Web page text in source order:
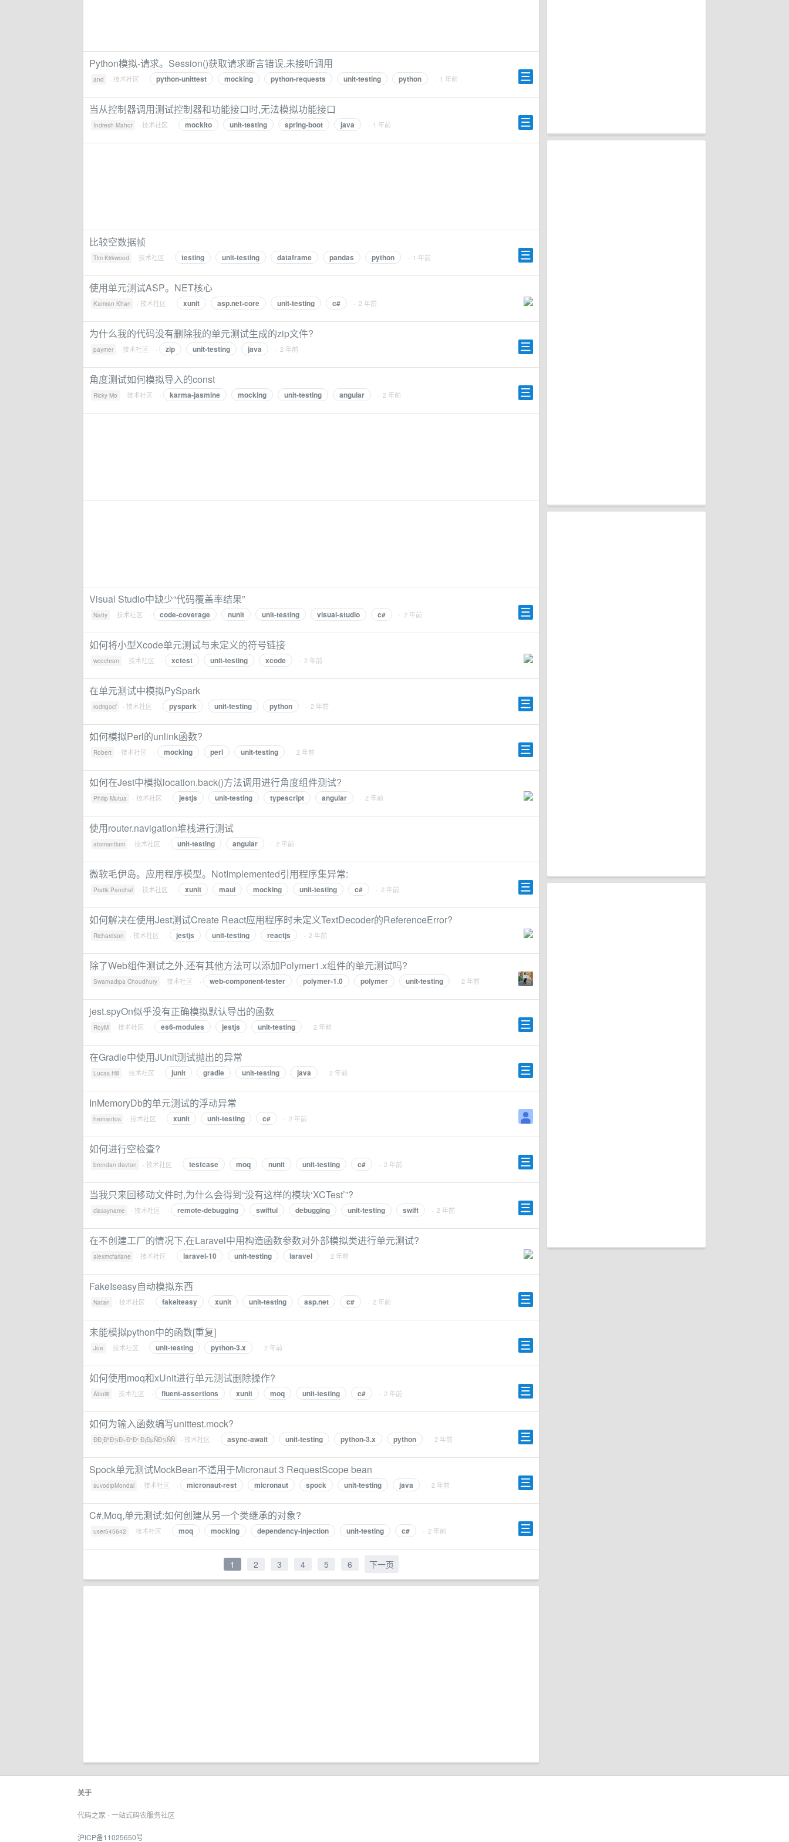
Python模拟-请求。Session()获取请求断言错误,未接听调用
and · 技术社区 · python-unittest mocking python-requests unit-testing python · 1 年前
当从控制器调用测试控制器和功能接口时,无法模拟功能接口
Indresh Mahor · 技术社区 · mockito unit-testing spring-boot java · 1 年前
比较空数据帧
Tim Kirkwood · 技术社区 · testing unit-testing dataframe pandas python · 1 年前
使用单元测试ASP。NET核心
Kamran Khan · 技术社区 · xunit asp.net-core unit-testing c# · 2 年前
为什么我的代码没有删除我的单元测试生成的zip文件?
paymer · 技术社区 · zip unit-testing java · 2 年前
角度测试如何模拟导入的const
Ricky Mo · 技术社区 · karma-jasmine mocking unit-testing angular · 2 年前
Visual Studio中缺少“代码覆盖率结果”
Natty · 技术社区 · code-coverage nunit unit-testing visual-studio c# · 2 年前
如何将小型Xcode单元测试与未定义的符号链接
wcochran · 技术社区 · xctest unit-testing xcode · 2 年前
在单元测试中模拟PySpark
rodrigocf · 技术社区 · pyspark unit-testing python · 2 年前
如何模拟Perl的unlink函数?
Robert · 技术社区 · mocking perl unit-testing · 2 年前
如何在Jest中模拟location.back()方法调用进行角度组件测试?
Philip Mutua · 技术社区 · jestjs unit-testing typescript angular · 2 年前
使用router.navigation堆栈进行测试
atomantium · 技术社区 · unit-testing angular · 2 年前
微软毛伊岛。应用程序模型。NotImplemented引用程序集异常:
Pratik Panchal · 技术社区 · xunit maui mocking unit-testing c# · 2 年前
如何解决在使用Jest测试Create React应用程序时未定义TextDecoder的ReferenceError?
Richardson · 技术社区 · jestjs unit-testing reactjs · 2 年前
除了Web组件测试之外,还有其他方法可以添加Polymer1.x组件的单元测试吗?
Swarnadipa Choudhury · 技术社区 · web-component-tester polymer-1.0 polymer unit-testing · 2 年前
jest.spyOn似乎没有正确模拟默认导出的函数
RoyM · 技术社区 · es6-modules jestjs unit-testing · 2 年前
在Gradle中使用JUnit测试抛出的异常
Lucas Hill · 技术社区 · junit gradle unit-testing java · 2 年前
InMemoryDb的单元测试的浮动异常
hernantos · 技术社区 · xunit unit-testing c# · 2 年前
如何进行空检查?
brendan davton · 技术社区 · testcase moq nunit unit-testing c# · 2 年前
当我只来回移动文件时,为什么会得到“没有这样的模块‘XCTest’”?
classyname · 技术社区 · remote-debugging swiftui debugging unit-testing swift · 2 年前
在不创建工厂的情况下,在Laravel中用构造函数参数对外部模拟类进行单元测试?
alexmcfarlane · 技术社区 · laravel-10 unit-testing laravel · 2 年前
FakeIseasy自动模拟东西
Natan · 技术社区 · fakeiteasy xunit unit-testing asp.net c# · 2 年前
未能模拟python中的函数[重复]
Joe · 技术社区 · unit-testing python-3.x · 2 年前
如何使用moq和xUnit进行单元测试删除操作?
Aboliii · 技术社区 · fluent-assertions xunit moq unit-testing c# · 2 年前
如何为输入函数编写unittest.mock?
ÐÐ¸ÐºÐ¾Ð»Ð°Ð¹ Ð¡ÐµÑÐ¾ÑÑ · 技术社区 · async-await unit-testing python-3.x python · 2 年前
Spock单元测试MockBean不适用于Micronaut 3 RequestScope bean
suvodipMondal · 技术社区 · micronaut-rest micronaut spock unit-testing java · 2 年前
C#,Moq,单元测试:如何创建从另一个类继承的对象?
user545642 · 技术社区 · moq mocking dependency-injection unit-testing c# · 2 年前
1 2 3 4 5 6 下一页
关于
代码之家 - 一站式码农服务社区
沪ICP备11025650号